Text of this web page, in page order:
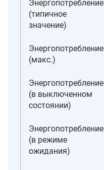
Энергопотребление
(типичное
значение)
Энергопотребление
(макс.)
Энергопотребление
(в выключенном
состоянии)
Энергопотребление
(в режиме
ожидания)